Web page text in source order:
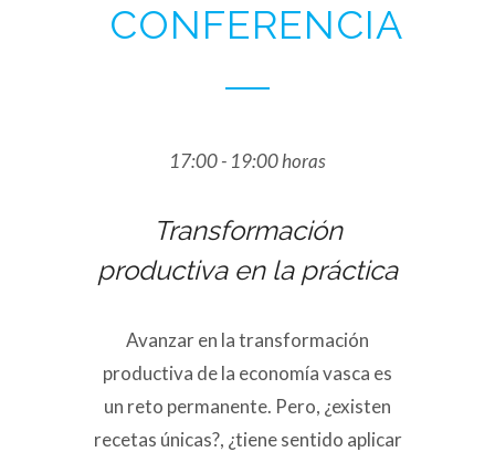
CONFERENCIA
17:00 - 19:00 horas
Transformación
productiva en la práctica
Avanzar en la transformación
productiva de la economía vasca es
un reto permanente. Pero, ¿existen
recetas únicas?, ¿tiene sentido aplicar